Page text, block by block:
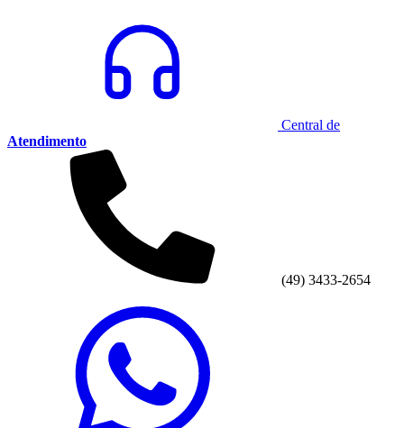
Central de
Atendimento
(49) 3433-2654